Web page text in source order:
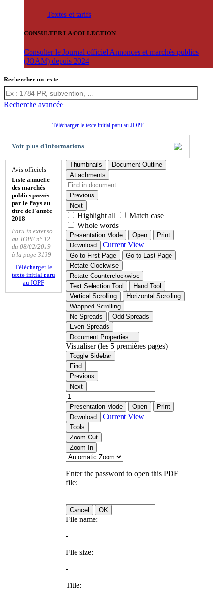
Textes et tarifs
CONSULTER LA COLLECTION
Consulter le Journal officiel Annonces et marchés publics
(JOAM) depuis 2024
Rechercher un texte
Recherche avancée
Télécharger le texte initial paru au JOPF
Voir plus d'informations
Avis officiels
Liste annuelle
des marchés
publics passés
par le Pays au
titre de l'année
2018
Paru in extenso
au JOPF n° 12
du 08/02/2019
à la page 3139
Télécharger le
texte initial paru
au JOPF
Thumbnails
Document Outline
Attachments
Previous
Next
Highlight all
Match case
Whole words
Presentation Mode Open
Print
Download
Current View
Go to First Page
Go to Last Page
Rotate Clockwise
Rotate Counterclockwise
Text Selection Tool
Hand Tool
Vertical Scrolling
Horizontal Scrolling
Wrapped Scrolling
No Spreads
Odd Spreads
Even Spreads
Document Properties…
Visualiser (les 5 premières pages)
Toggle Sidebar
Find
Previous
Next
Presentation Mode Open
Print
Download
Current View
Tools
Zoom Out
Zoom In
Enter the password to open this PDF
file:
Cancel OK
File name:
-
File size:
-
Title: